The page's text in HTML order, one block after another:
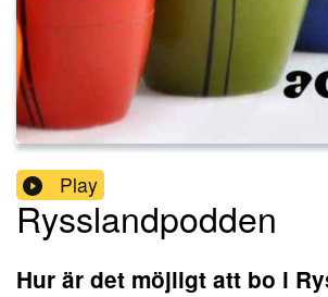
Play
Rysslandpodden
Hur är det möjligt att bo i